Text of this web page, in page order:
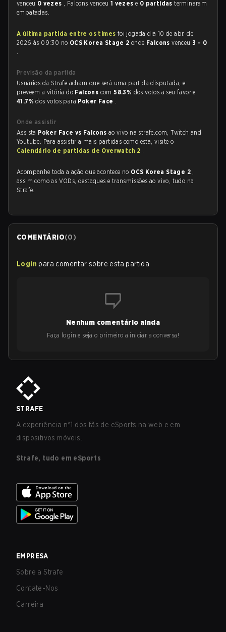
venceu 0 vezes , Falcons venceu 1 vezese 0 partidasterminaram
empatadas.
A última partida entre os times foi jogada dia 10 de abr. de
2026 às 09:30 no OCS Korea Stage 2onde Falconsvenceu3 - 0
.
Previsão da partida
Usuários da Strafe acham que será uma partida disputada, e
preveem a vitória do Falcons com58.3% dos votos a seu favor e
41.7%dos votos para Poker Face .
Onde assistir
Assista Poker Face vs Falconsao vivo na strafe.com, Twitch and
Youtube. Para assistir a mais partidas como esta, visite o
Calendário de partidas de Overwatch 2 .
Acompanhe toda a ação que acontece no OCS Korea Stage 2 ,
assim como as VODs, destaques e transmissões ao vivo, tudo na
Strafe.
COMENTÁRIO(0)
Login para comentar sobre esta partida
Nenhum comentário ainda
Faça login e seja o primeiro a iniciar a conversa!
STRAFE
A experiência nº1 dos fãs de eSports na web e em
dispositivos móveis.
Strafe, tudo em eSports
EMPRESA
Sobre a Strafe
Contate-Nos
Carreira